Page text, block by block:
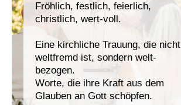
Fröhlich, festlich, feierlich,
christlich, wert-voll.
Eine kirchliche Trauung, die nicht
weltfremd ist, sondern welt-
bezogen.
Worte, die ihre Kraft aus dem
Glauben an Gott schöpfen.